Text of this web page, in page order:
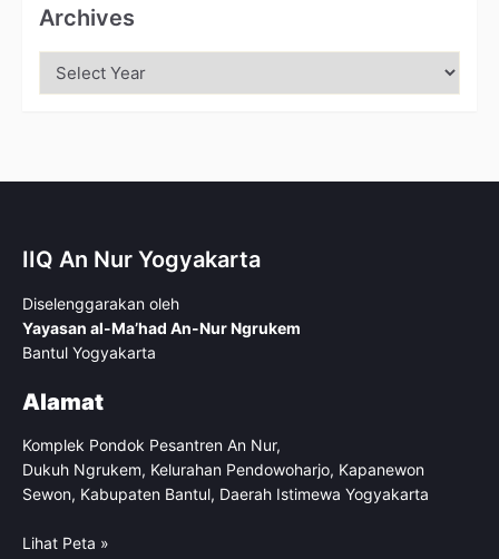
Archives
IIQ An Nur Yogyakarta
Diselenggarakan oleh
Yayasan al-Ma’had An-Nur Ngrukem
Bantul Yogyakarta
Alamat
Komplek Pondok Pesantren An Nur,
Dukuh Ngrukem, Kelurahan Pendowoharjo, Kapanewon
Sewon, Kabupaten Bantul, Daerah Istimewa Yogyakarta
Lihat Peta »